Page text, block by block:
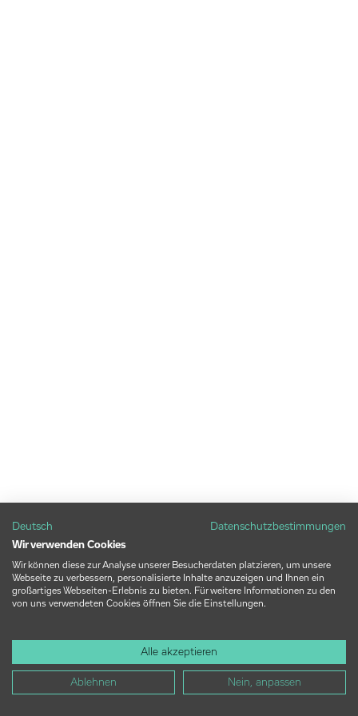
Deutsch
Datenschutzbestimmungen
Wir verwenden Cookies
Wir können diese zur Analyse unserer Besucherdaten platzieren, um unsere
Webseite zu verbessern, personalisierte Inhalte anzuzeigen und Ihnen ein
großartiges Webseiten-Erlebnis zu bieten. Für weitere Informationen zu den
von uns verwendeten Cookies öffnen Sie die Einstellungen.
Alle akzeptieren
Ablehnen Nein, anpassen